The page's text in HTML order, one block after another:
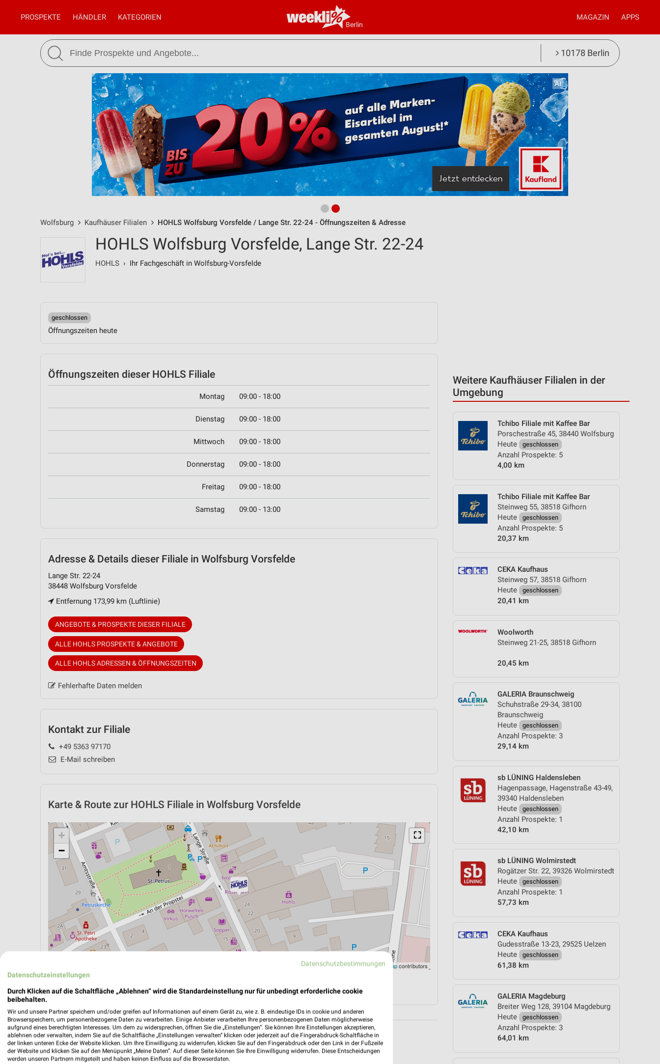
Berlin
PROSPEKTE HÄNDLER KATEGORIEN MAGAZIN APPS
10178 Berlin
Wolfsburg Kaufhäuser Filialen HOHLS Wolfsburg Vorsfelde / Lange Str. 22-24 - Öffnungszeiten & Adresse
Weitere Kaufhäuser Filialen in der
Umgebung
Tchibo Filiale mit Kaffee Bar
Porschestraße 45, 38440 Wolfsburg
Heute
geschlossen
Anzahl Prospekte: 5
4,00 km
Tchibo Filiale mit Kaffee Bar
Steinweg 55, 38518 Gifhorn
Heute
geschlossen
Anzahl Prospekte: 5
20,37 km
CEKA Kaufhaus
Steinweg 57, 38518 Gifhorn
Heute
geschlossen
20,41 km
Woolworth
Steinweg 21-25, 38518 Gifhorn
20,45 km
GALERIA Braunschweig
Schuhstraße 29-34, 38100
Braunschweig
Heute
geschlossen
Anzahl Prospekte: 3
29,14 km
sb LÜNING Haldensleben
Hagenpassage, Hagenstraße 43-49,
39340 Haldensleben
Heute
geschlossen
Anzahl Prospekte: 1
42,10 km
sb LÜNING Wolmirstedt
Rogätzer Str. 22, 39326 Wolmirstedt
Heute
geschlossen
Anzahl Prospekte: 1
57,73 km
CEKA Kaufhaus
Gudesstraße 13-23, 29525 Uelzen
Heute
geschlossen
61,38 km
GALERIA Magdeburg
Breiter Weg 128, 39104 Magdeburg
Heute
geschlossen
Anzahl Prospekte: 3
64,01 km
HOHLS Wolfsburg Vorsfelde, Lange Str. 22-24
HOHLS › Ihr Fachgeschäft in Wolfsburg-Vorsfelde
geschlossen
Öffnungszeiten heute
Öffnungszeiten dieser HOHLS Filiale
Montag 09:00 - 18:00
Dienstag 09:00 - 18:00
Mittwoch 09:00 - 18:00
Donnerstag 09:00 - 18:00
Freitag 09:00 - 18:00
Samstag 09:00 - 13:00
Adresse & Details dieser Filiale in Wolfsburg Vorsfelde
Lange Str. 22-24
38448 Wolfsburg Vorsfelde
Entfernung 173,99 km (Luftlinie)
ANGEBOTE & PROSPEKTE DIESER FILIALE
ALLE HOHLS PROSPEKTE & ANGEBOTE
ALLE HOHLS ADRESSEN & ÖFFNUNGSZEITEN
Fehlerhafte Daten melden
Kontakt zur Filiale
+49 5363 97170
E-Mail schreiben
Karte & Route zur HOHLS Filiale in Wolfsburg Vorsfelde
⛶
+
−
Leaflet|©OpenStreetMapcontributors
ÖPNV ANZEIGEN LADESÄULEN ANZEIGEN NAVIGATION MIT GOOGLE/IOS MAPS
Datenschutzbestimmungen
Datenschutzeinstellungen
Durch Klicken auf die Schaltfläche „Ablehnen“ wird die Standardeinstellung nur für unbedingt erforderliche cookie
beibehalten.
Wir und unsere Partner speichern und/oder greifen auf Informationen auf einem Gerät zu, wie z. B. eindeutige IDs in cookie und anderen
Browserspeichern, um personenbezogene Daten zu verarbeiten. Einige Anbieter verarbeiten Ihre personenbezogenen Daten möglicherweise
aufgrund eines berechtigten Interesses. Um dem zu widersprechen, öffnen Sie die „Einstellungen“. Sie können Ihre Einstellungen akzeptieren,
ablehnen oder verwalten, indem Sie auf die Schaltfläche „Einstellungen verwalten“ klicken oder jederzeit auf die Fingerabdruck-Schaltfläche in
der linken unteren Ecke der Website klicken. Um Ihre Einwilligung zu widerrufen, klicken Sie auf den Fingerabdruck oder den Link in der Fußzeile
der Website und klicken Sie auf den Menüpunkt „Meine Daten“. Auf dieser Seite können Sie Ihre Einwilligung widerrufen. Diese Entscheidungen
werden unseren Partnern mitgeteilt und haben keinen Einfluss auf die Browserdaten.